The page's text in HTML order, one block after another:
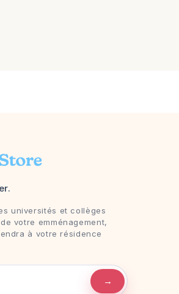
universités et collèges
votre emménagement,
à votre résidence
→